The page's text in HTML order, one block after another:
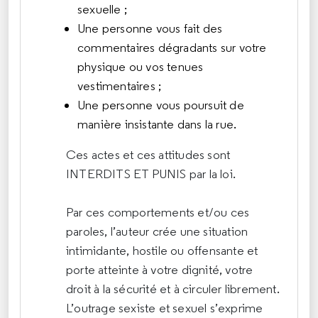
sexuelle ;
Une personne vous fait des
commentaires dégradants sur votre
physique ou vos tenues
vestimentaires ;
Une personne vous poursuit de
manière insistante dans la rue.
Ces actes et ces attitudes sont
INTERDITS ET PUNIS par la loi.
Par ces comportements et/ou ces
paroles, l’auteur crée une situation
intimidante, hostile ou offensante et
porte atteinte à votre dignité, votre
droit à la sécurité et à circuler librement.
L’outrage sexiste et sexuel s’exprime